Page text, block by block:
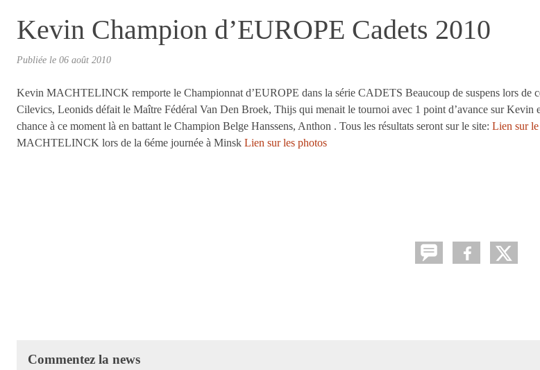
Kevin Champion d’EUROPE Cadets 2010
Publiée le 06 août 2010
Kevin MACHTELINCK remporte le Championnat d’EUROPE dans la série CADETS Beaucoup de suspens lors de
Cilevics, Leonids défait le Maître Fédéral Van Den Broek, Thijs qui menait le tournoi avec 1 point d’avance sur Kevin
chance à ce moment là en battant le Champion Belge Hanssens, Anthon . Tous les résultats seront sur le site: Lien sur le
MACHTELINCK lors de la 6éme journée à Minsk Lien sur les photos
Commentez la news